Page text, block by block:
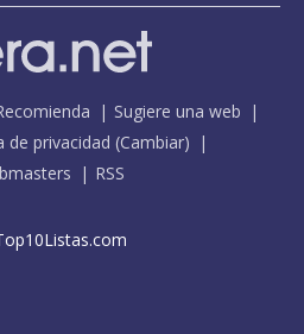
Sugiere una web
de privacidad (Cambiar)
RSS